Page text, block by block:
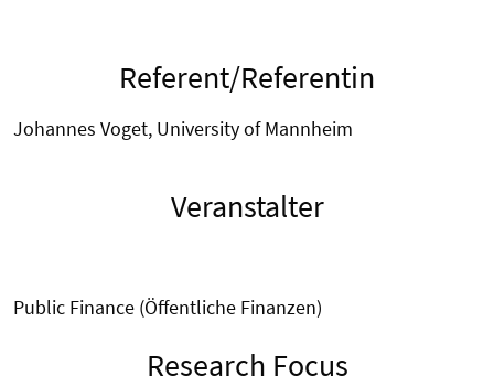
Referent/Referentin
Johannes Voget, University of Mannheim
Veranstalter
Public Finance (Öffentliche Finanzen)
Research Focus